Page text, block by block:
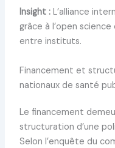
Insight :L’alliance
grâce à l’open
entre instituts.
Financement et
nationaux de santé
Le financement
structuration d’une
Selon l’enquête du